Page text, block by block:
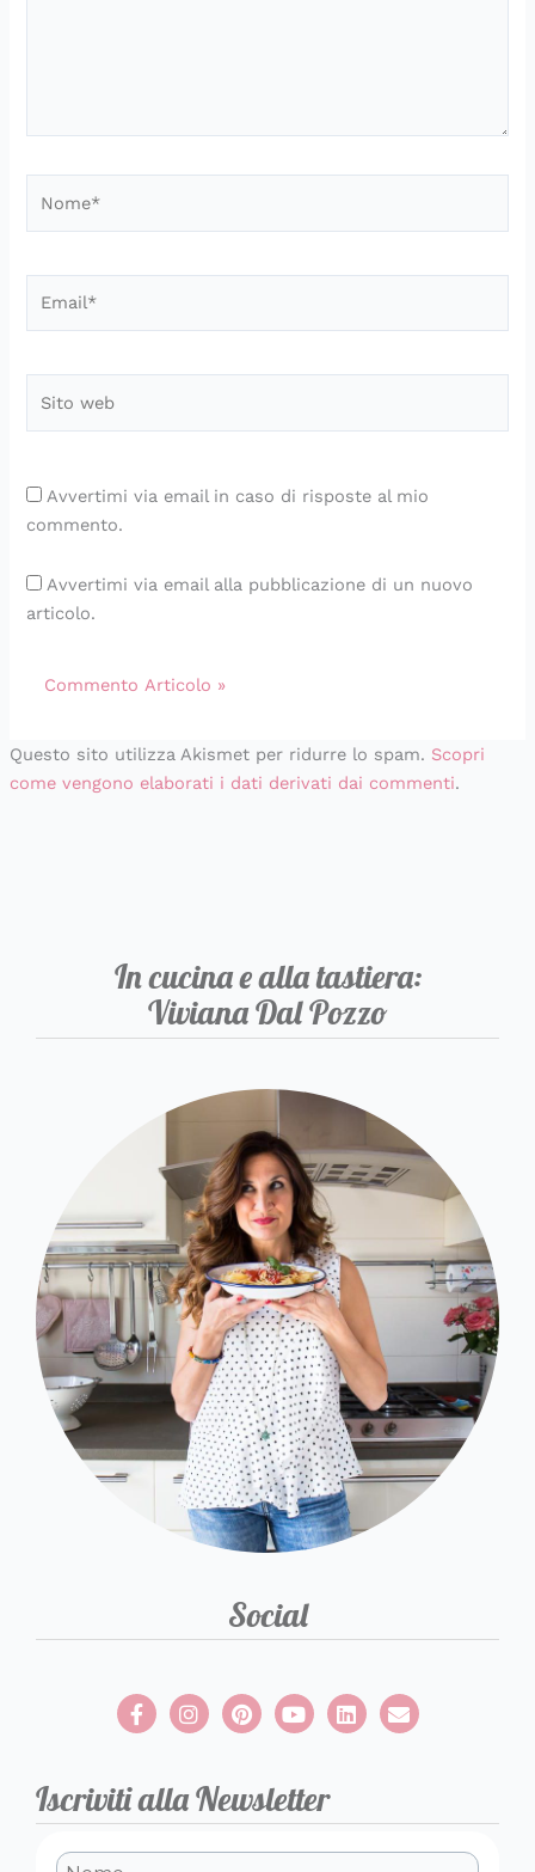
web
Avvertimi via email in caso di risposte al mio
commento.
Avvertimi via email alla pubblicazione di un nuovo
articolo.
Questo sito utilizza Akismet per ridurre lo spam. Scopri
come vengono elaborati i dati derivati dai commenti.
In cucina e alla tastiera:
Viviana Dal Pozzo
Social
Iscriviti alla Newsletter